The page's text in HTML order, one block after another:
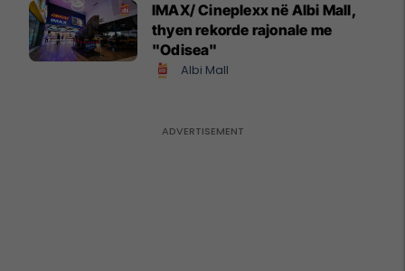
IMAX/ Cineplexx në Albi Mall,
thyen rekorde rajonale me
"Odisea"
Albi Mall